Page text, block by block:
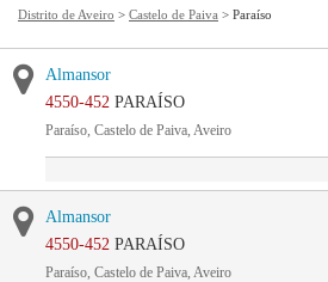
Distrito de Aveiro > Castelo de Paiva > Paraíso
Almansor
4550-452 PARAÍSO
Paraíso, Castelo de Paiva, Aveiro
Almansor
4550-452 PARAÍSO
Paraíso, Castelo de Paiva, Aveiro